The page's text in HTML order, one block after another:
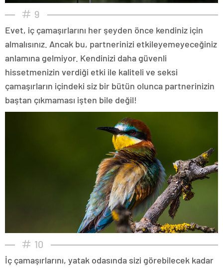
9
Evet, iç çamaşırlarını her şeyden önce kendiniz için
almalısınız. Ancak bu, partnerinizi etkileyemeyeceğiniz
anlamına gelmiyor. Kendinizi daha güvenli
hissetmenizin verdiği etki ile kaliteli ve seksi
çamaşırların içindeki siz bir bütün olunca partnerinizin
baştan çıkmaması işten bile değil!
10
İç çamaşırlarını, yatak odasında sizi görebilecek kadar